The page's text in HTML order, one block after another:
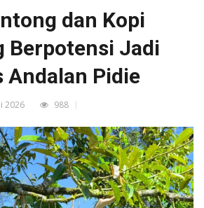
dan Kopi
Berpotensi Jadi
Andalan Pidie
2026 988